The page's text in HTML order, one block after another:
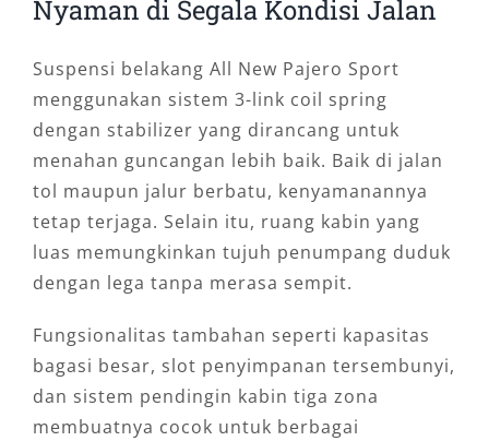
Nyaman di Segala Kondisi Jalan
Suspensi belakang All New Pajero Sport
menggunakan sistem 3-link coil spring
dengan stabilizer yang dirancang untuk
menahan guncangan lebih baik. Baik di jalan
tol maupun jalur berbatu, kenyamanannya
tetap terjaga. Selain itu, ruang kabin yang
luas memungkinkan tujuh penumpang duduk
dengan lega tanpa merasa sempit.
Fungsionalitas tambahan seperti kapasitas
bagasi besar, slot penyimpanan tersembunyi,
dan sistem pendingin kabin tiga zona
membuatnya cocok untuk berbagai